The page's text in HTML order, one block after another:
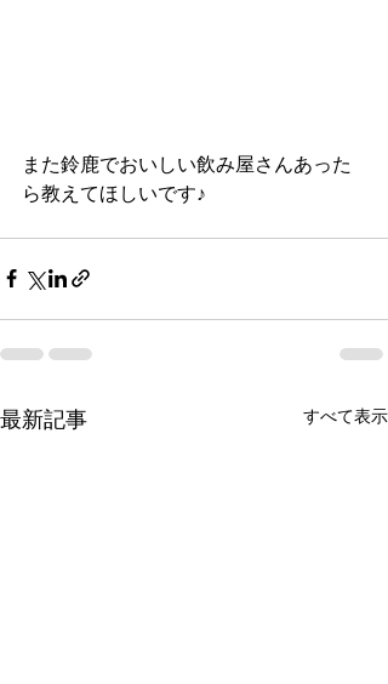
また鈴鹿でおいしい飲み屋さんあった
ら教えてほしいです♪
最新記事 すべて表示